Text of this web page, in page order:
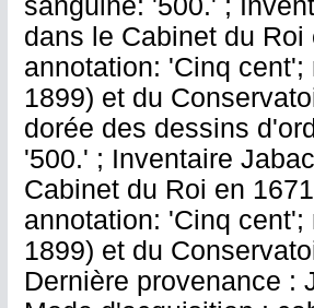
sanguine: '500.' ;
dans le Cabinet du
annotation: 'Cinq
1899) et du
dorée des dessins
'500.' ; Inventaire
Cabinet du Roi en
annotation: 'Cinq
1899) et du
Dernière provenance :